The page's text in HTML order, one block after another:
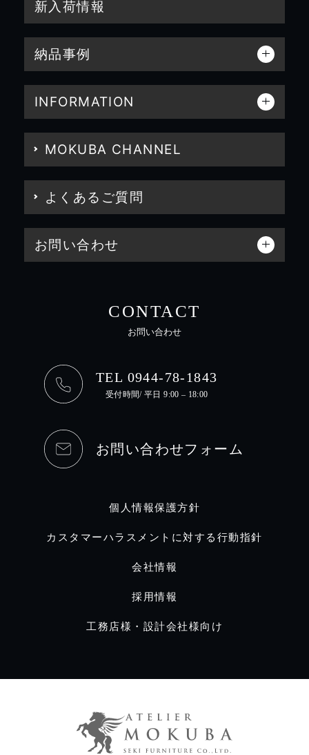
新入荷情報
納品事例
INFORMATION
MOKUBA CHANNEL
よくあるご質問
お問い合わせ
CONTACT
お問い合わせ
TEL 0944-78-1843
受付時間/ 平日 9:00 – 18:00
お問い合わせフォーム
個人情報保護方針
カスタマーハラスメントに対する行動指針
会社情報
採用情報
工務店様・設計会社様向け